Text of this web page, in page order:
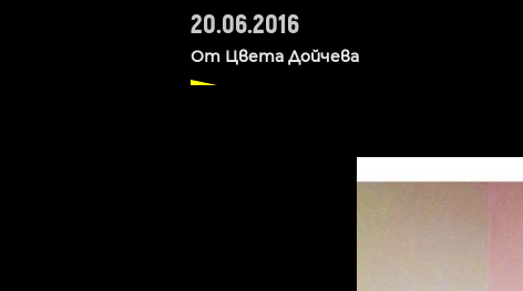
20.06.2016
От Цвета Дойчева